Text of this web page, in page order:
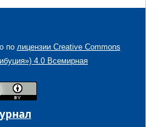
по лицензии Creative Commons
4.0 Всемирная